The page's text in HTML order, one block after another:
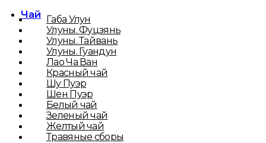
Чай Габа Улун
Улуны. Фуцзянь
Улуны. Тайвань
Улуны. Гуандун
Лао Ча Ван
Красный чай
Шу Пуэр
Шен Пуэр
Белый чай
Зеленый чай
Желтый чай
Травяные сборы